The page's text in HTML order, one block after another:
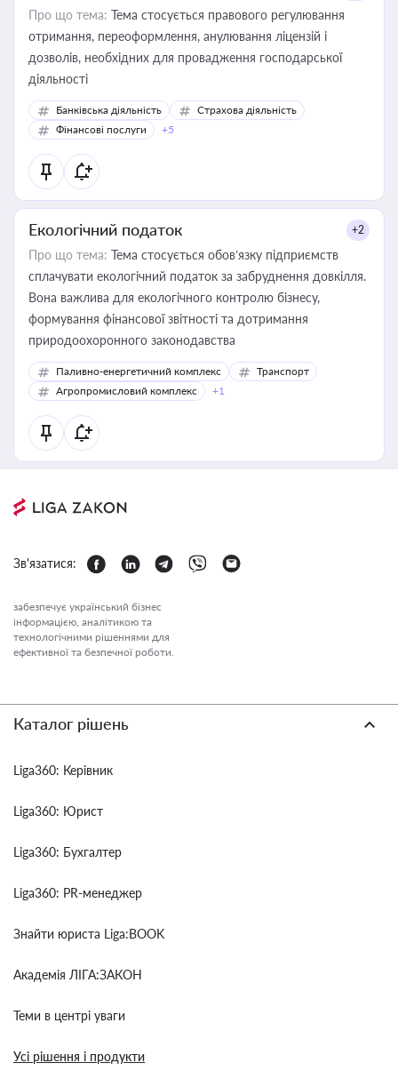
Про що тема: Тема стосується правового регулювання
отримання, переоформлення, анулювання ліцензій і
дозволів, необхідних для провадження господарської
діяльності
Банківська діяльність
Страхова діяльність
Фінансові послуги
+5
Екологічний податок +2
Про що тема: Тема стосується обов’язку підприємств
сплачувати екологічний податок за забруднення довкілля.
Вона важлива для екологічного контролю бізнесу,
формування фінансової звітності та дотримання
природоохоронного законодавства
Паливно-енергетичний комплекс
Транспорт
Агропромисловий комплекс
+1
Зв'язатися:
забезпечує український бізнес
інформацією, аналітикою та
технологічними рішеннями для
ефективної та безпечної роботи.
Каталог рішень
Liga360: Керівник
Liga360: Юрист
Liga360: Бухгалтер
Liga360: PR-менеджер
Знайти юриста Liga:BOOK
Академія ЛІГА:ЗАКОН
Теми в центрі уваги
Усі рішення і продукти